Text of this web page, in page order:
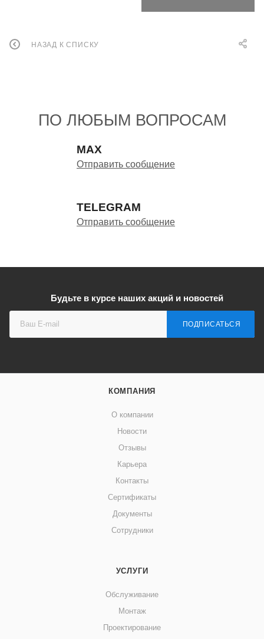
НАЗАД К СПИСКУ
ПО ЛЮБЫМ ВОПРОСАМ
MAX
Отправить сообщение
TELEGRAM
Отправить сообщение
Будьте в курсе наших акций и новостей
ПОДПИСАТЬСЯ
КОМПАНИЯ
О компании
Новости
Отзывы
Карьера
Контакты
Сертификаты
Документы
Сотрудники
УСЛУГИ
Обслуживание
Монтаж
Проектирование